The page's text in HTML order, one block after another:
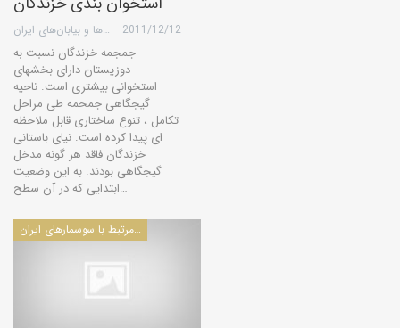
گروه کویرها و بیابان‌های ایران 2011/12/12
جمجمه خزندگان نسبت به
دوزیستان دارای بخشهای
استخوانی بیشتری است. ناحیه
گیجگاهی جمحمه طی مراحل
تكامل ، تنوع ساختاری قابل ملاحظه
ای پیدا كرده است. نیای باستانی
خزندگان فاقد هر گونه مدخل
گیجگاهی بودند. به این وضعیت
ابتدایی كه در آن سطح…
مقالات مرتبط با سوسمارهای ایران